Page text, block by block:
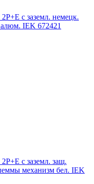
с заземл. немецк.
IEK 672421
с заземл. защ.
механизм бел. IEK